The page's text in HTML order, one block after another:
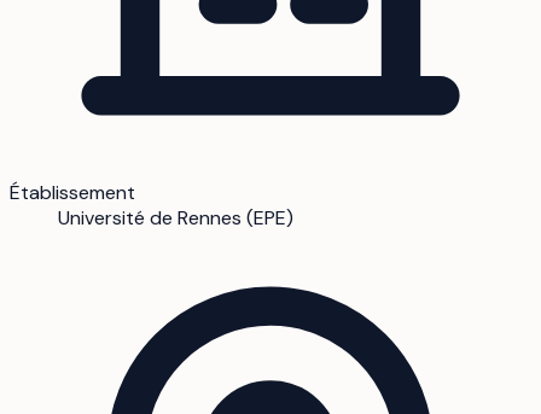
Établissement
Université de Rennes (EPE)